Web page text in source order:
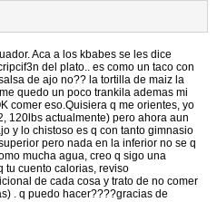
Aca a los kbabes se les dice
del plato.. es como un taco con
de ajo no?? la tortilla de maiz la
quedo un poco trankila ademas mi
comer eso.Quisiera q me orientes, yo
120lbs actualmente) pero ahora aun
y lo chistoso es q con tanto gimnasio
pero nada en la inferior no se q
mucha agua, creo q sigo una
tu cuento calorias, reviso
de cada cosa y trato de no comer
. q puedo hacer????gracias de